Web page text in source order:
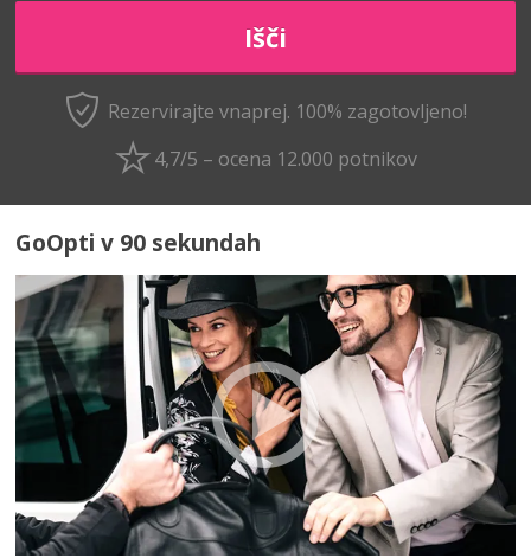
Rezervirajte vnaprej. 100% zagotovljeno!
4,7/5 – ocena 12.000 potnikov
GoOpti v 90 sekundah